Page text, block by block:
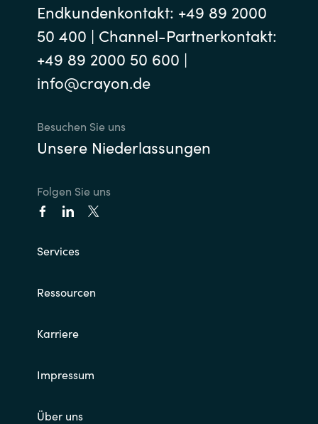
Endkundenkontakt: +49 89 2000
50 400 | Channel-Partnerkontakt:
+49 89 2000 50 600 |
info@crayon.de
Besuchen Sie uns
Unsere Niederlassungen
Folgen Sie uns
Services
Ressourcen
Karriere
Impressum
Über uns